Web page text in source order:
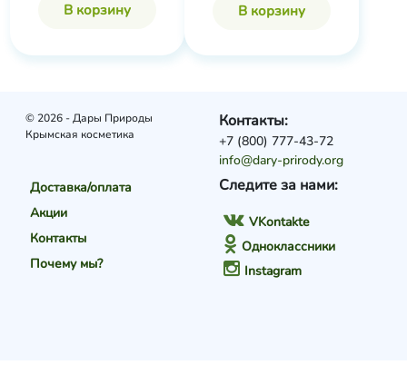
В корзину В корзину
© 2026 - Дары Природы
Крымская косметика
Доставка/оплата
Акции
Контакты
Почему мы?
Следите за нами:
VKontakte
Одноклассники
Instagram
Контакты:
+7 (800) 777-43-72
info@dary-prirody.org